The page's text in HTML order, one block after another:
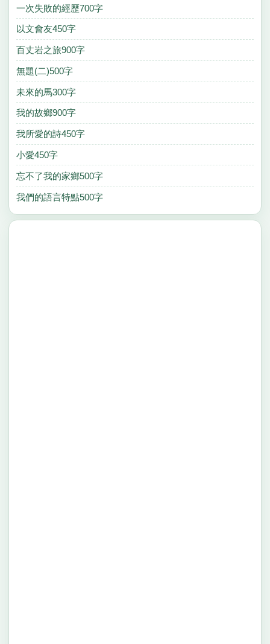
一次失敗的經歷700字
以文會友450字
百丈岩之旅900字
無題(二)500字
未來的馬300字
我的故鄉900字
我所愛的詩450字
小愛450字
忘不了我的家鄉500字
我們的語言特點500字